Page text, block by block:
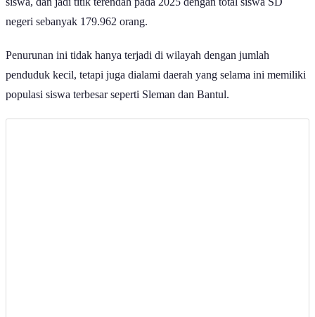
negeri sebanyak 179.962 orang.
Penurunan ini tidak hanya terjadi di wilayah dengan jumlah
penduduk kecil, tetapi juga dialami daerah yang selama ini memiliki
populasi siswa terbesar seperti Sleman dan Bantul.